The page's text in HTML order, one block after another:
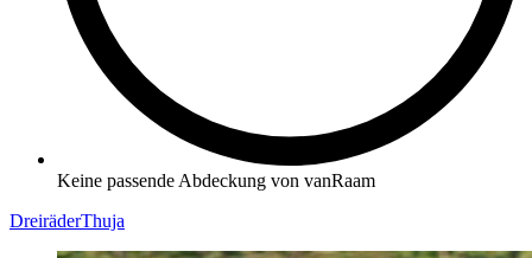
Keine passende Abdeckung von vanRaam
DreiräderThuja